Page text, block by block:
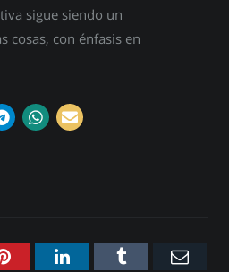
sigue siendo un
cosas, con énfasis en
PinterestLinkedInTumblr Email